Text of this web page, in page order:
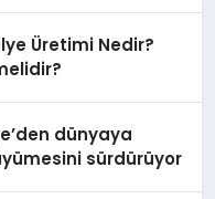
Üretimi Nedir?
dünyaya
sürdürüyor